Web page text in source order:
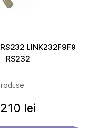
LINK232F9F9
RS232
210 lei